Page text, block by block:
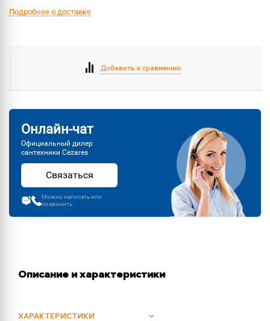
Подробнее о доставке
Добавить к сравнению
Онлайн-чат
Официальный дилер
сантехники Cezares
Связаться
Можно написать или
позвонить
Описание и характеристики
ХАРАКТЕРИСТИКИ